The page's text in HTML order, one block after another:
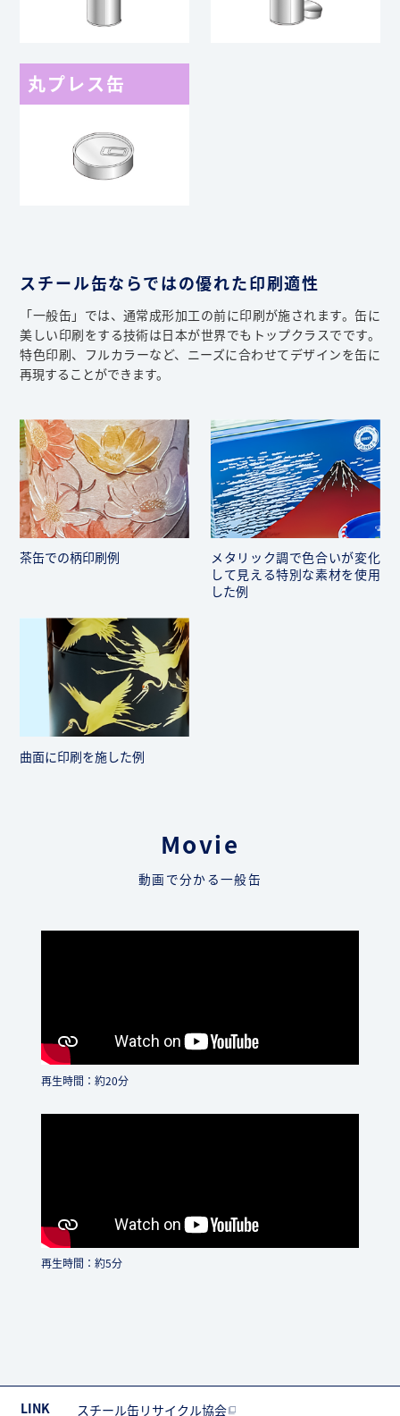
丸プレス缶
スチール缶ならではの優れた印刷適性
「一般缶」では、通常成形加工の前に印刷が施されます。缶に
美しい印刷をする技術は日本が世界でもトップクラスでです。
特色印刷、フルカラーなど、ニーズに合わせてデザインを缶に
再現することができます。
茶缶での柄印刷例
メタリック調で色合いが変化
して見える特別な素材を使用
した例
曲面に印刷を施した例
Movie
動画で分かる一般缶
再生時間：約20分
再生時間：約5分
LINK スチール缶リサイクル協会